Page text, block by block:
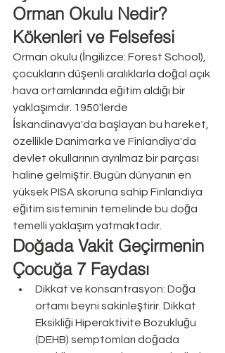
Orman Okulu Nedir?
Kökenleri ve Felsefesi
Orman okulu (İngilizce: Forest School),
çocukların düşenli aralıklarla doğal açık
hava ortamlarında eğitim aldığı bir
yaklaşımdır. 1950'lerde
İskandinavya'da başlayan bu hareket,
özellikle Danimarka ve Finlandiya'da
devlet okullarının ayrılmaz bir parçası
haline gelmiştir. Bugün dünyanın en
yüksek PISA skoruna sahip Finlandiya
eğitim sisteminin temelinde bu doğa
temelli yaklaşım yatmaktadır.
Doğada Vakit Geçirmenin
Çocuğa 7 Faydası
Dikkat ve konsantrasyon: Doğa
ortamı beyni sakinleştirir. Dikkat
Eksikliği Hiperaktivite Bozukluğu
(DEHB) semptomları doğada